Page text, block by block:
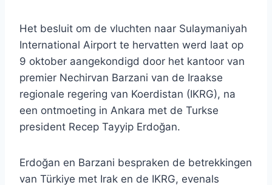
Het besluit om de vluchten naar Sulaymaniyah
International Airport te hervatten werd laat op
9 oktober aangekondigd door het kantoor van
premier Nechirvan Barzani van de Iraakse
regionale regering van Koerdistan (IKRG), na
een ontmoeting in Ankara met de Turkse
president Recep Tayyip Erdoğan.
Erdoğan en Barzani bespraken de betrekkingen
van Türkiye met Irak en de IKRG, evenals